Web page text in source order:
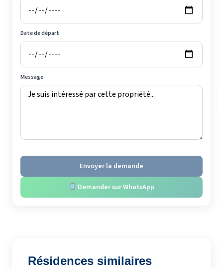
Date de départ
Message
Envoyer la demande
Demander sur WhatsApp
Résidences similaires